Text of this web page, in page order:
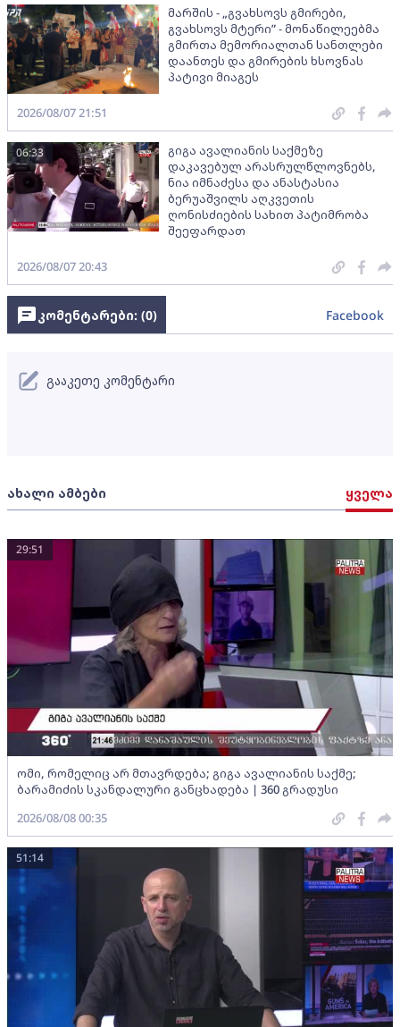
მარშის - „გვახსოვს გმირები,
გვახსოვს მტერი” - მონაწილეებმა
გმირთა მემორიალთან სანთლები
დაანთეს და გმირების ხსოვნას
პატივი მიაგეს
2026/08/07 21:51
გიგა ავალიანის საქმეზე
დაკავებულ არასრულწლოვნებს,
ნია იმნაძესა და ანასტასია
ბერუაშვილს აღკვეთის
ღონისძიების სახით პატიმრობა
შეეფარდათ
06:33
2026/08/07 20:43
ახალი ამბები ყველა
ომი, რომელიც არ მთავრდება; გიგა ავალიანის საქმე;
ბარამიძის სკანდალური განცხადება | 360 გრადუსი
29:51
2026/08/08 00:35
51:14
კომენტარები: (0) Facebook
გააკეთე კომენტარი